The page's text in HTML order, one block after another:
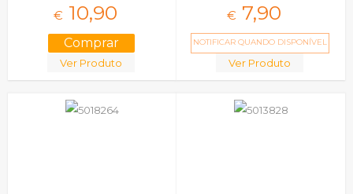
€ 10,90
Ver Produto
€ 7,90
NOTIFICAR QUANDO DISPONÍVEL
Ver Produto